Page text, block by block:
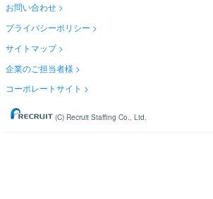
お問い合わせ
プライバシーポリシー
サイトマップ
企業のご担当者様
コーポレートサイト
(C) Recruit Staffing Co., Ltd.